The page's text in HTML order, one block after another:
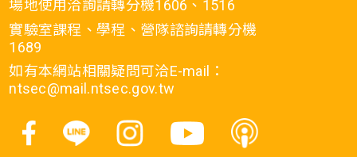
場地使用洽詢請轉分機1606、1516
實驗室課程、學程、營隊諮詢請轉分機
1689
如有本網站相關疑問可洽E-mail：
ntsec@mail.ntsec.gov.tw